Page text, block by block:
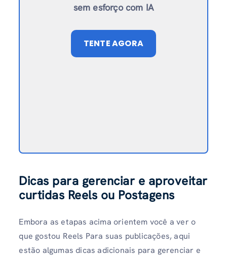
sem esforço com IA
TENTE AGORA
Dicas para gerenciar e aproveitar
curtidas Reels ou Postagens
Embora as etapas acima orientem você a ver o
que gostou Reels Para suas publicações, aqui
estão algumas dicas adicionais para gerenciar e